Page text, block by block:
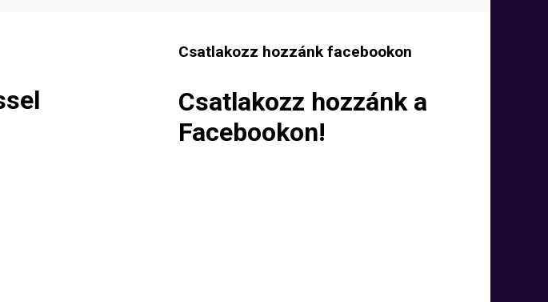
Csatlakozz hozzánk facebookon
Csatlakozz hozzánk a
Facebookon!